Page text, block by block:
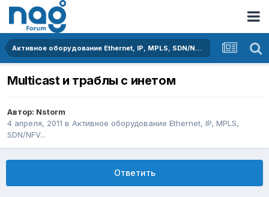
Активное оборудование Ethernet, IP, MPLS, SDN/NFV...
Multicast и траблы с инетом
Автор: Nstorm
4 апреля, 2011 в Активное оборудование Ethernet, IP, MPLS,
SDN/NFV...
Ответить